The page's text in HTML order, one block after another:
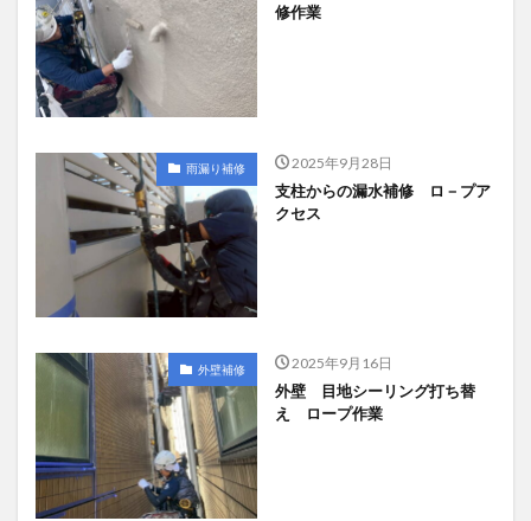
修作業
雨漏り補修 2025年9月28日
支柱からの漏水補修 ロ－プア
クセス
外壁補修 2025年9月16日
外壁 目地シーリング打ち替
え ロープ作業